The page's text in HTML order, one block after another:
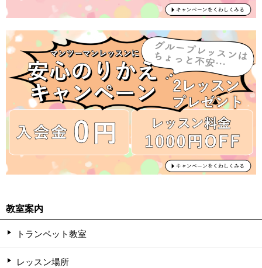
教室案内
トランペット教室
レッスン場所